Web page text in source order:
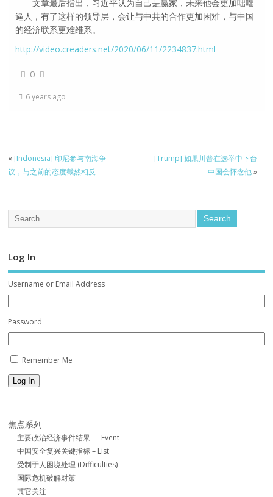
文章最后指出，习近平认为自己是赢家，未来他会更加咄咄
逼人，有了这样的领导层，会让与中共的合作更加困难，与中国
的经济联系更难维系。
http://video.creaders.net/2020/06/11/2234837.html
0
6 years ago
« [Indonesia] 印尼参与南海争
议，与之前的态度截然相反
[Trump] 如果川普在选举中下台
中国会怀念他»
Log In
Username or Email Address
Password
Remember Me
Log In
焦点系列
主要政治经济事件结果 — Event
中国安全复兴关键指标 – List
受制于人困境处理 (Difficulties)
国际危机破解对策
其它关注